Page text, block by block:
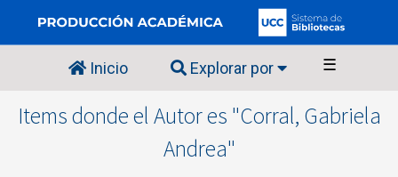
Inicio Explorar por ☰
Items donde el Autor es "Corral, Gabriela
Andrea"